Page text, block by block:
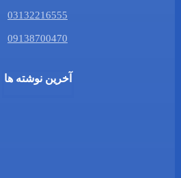
03132216555
09138700470
آخرین نوشته ها